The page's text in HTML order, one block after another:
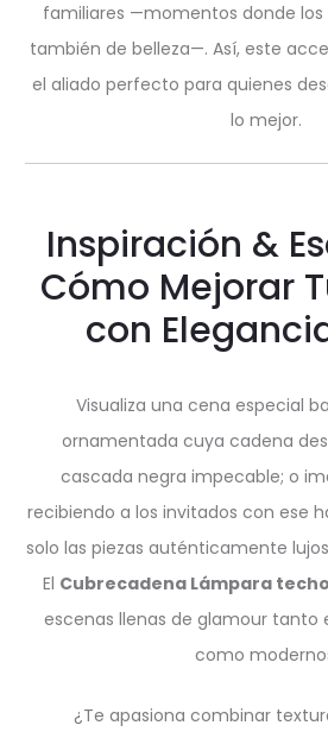
familiares —momentos donde los
también de belleza—. Así, este
el aliado perfecto para quienes
lo mejor.
Inspiración &
Cómo Mejorar
con
Visualiza una cena especial
ornamentada cuya cadena
cascada negra impecable; o
recibiendo a los invitados con ese
solo las piezas auténticamente
El Cubrecadena Lámpara techo
escenas llenas de glamour tanto
como
¿Te apasiona combinar